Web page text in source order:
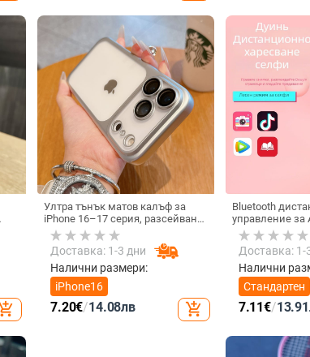
Ултра тънък матов калъф за
iPhone 16–17 серия, разсейване
на топлината, пълно покритие,
удароустойчив и устойчив на
отпечатъци
Доставка: 1-3 дни
Налични размери:
iPhone16
7.20€/14.08лв add_shopping_cart
Bluetooth
управление за
универсално
видеозаписи,
tremolo,
тегло 15 g
Доставка: 1-
Налични
Стандартен
7.11€/13.91